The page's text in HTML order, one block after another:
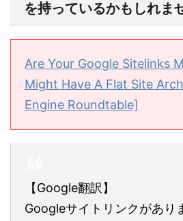
を持っているかもしれま
Are Your Google Sitelinks
Might Have A Flat Site
Engine Roundtable]
【Google翻訳】
Googleサイトリンクがあり